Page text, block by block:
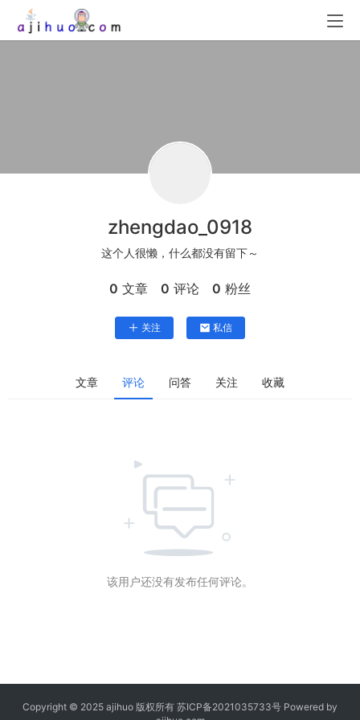
zhengdao_0918
这个人很懒，什么都没有留下～
0 文章 0 评论 0 粉丝
关注 私信
文章 评论 问答 关注 收藏
该用户还没有发布任何评论。
Copyright © 2025 ajihuo 版权所有 苏ICP备2021035733号 Powered by